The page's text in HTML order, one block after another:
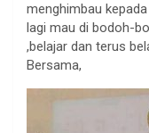
menghimbau
lagi mau di bodoh-
,belajar dan terus
Bersama,